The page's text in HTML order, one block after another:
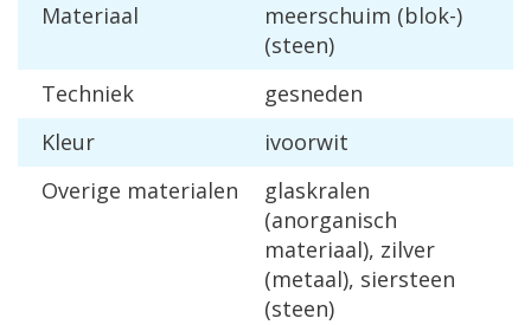
Materiaal
meerschuim (blok-)
(steen)
Techniek
gesneden
Kleur
ivoorwit
Overige materialen
glaskralen
(anorganisch
materiaal), zilver
(metaal), siersteen
(steen)